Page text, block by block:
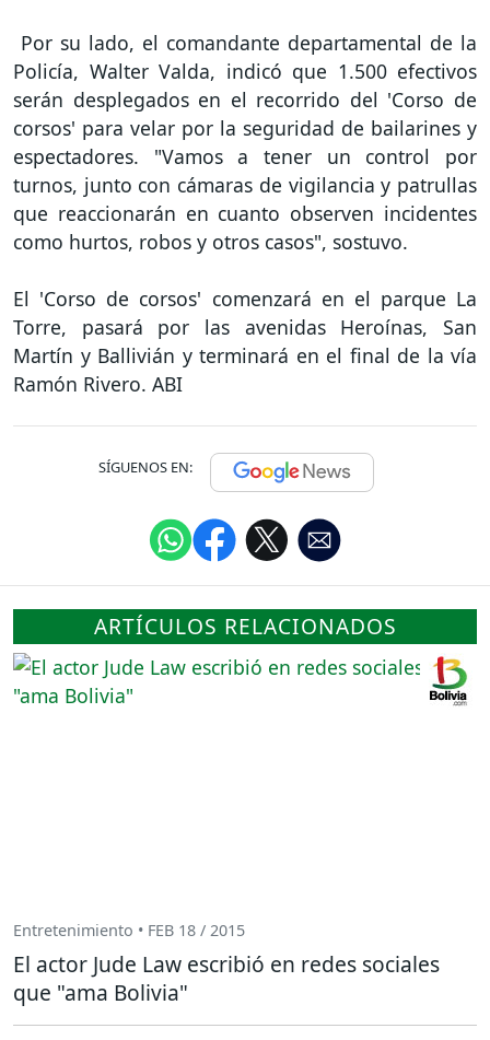
Por su lado, el comandante departamental de la
Policía, Walter Valda, indicó que 1.500 efectivos
serán desplegados en el recorrido del 'Corso de
corsos' para velar por la seguridad de bailarines y
espectadores. "Vamos a tener un control por
turnos, junto con cámaras de vigilancia y patrullas
que reaccionarán en cuanto observen incidentes
como hurtos, robos y otros casos", sostuvo.
El 'Corso de corsos' comenzará en el parque La
Torre, pasará por las avenidas Heroínas, San
Martín y Ballivián y terminará en el final de la vía
Ramón Rivero. ABI
SÍGUENOS EN:
ARTÍCULOS RELACIONADOS
Entretenimiento • FEB 18 / 2015
El actor Jude Law escribió en redes sociales
que "ama Bolivia"